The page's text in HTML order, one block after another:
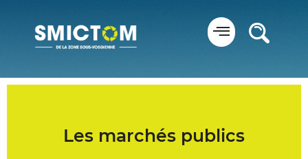
Les marchés publics